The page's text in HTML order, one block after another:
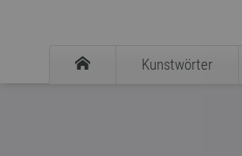
Kunstwörter